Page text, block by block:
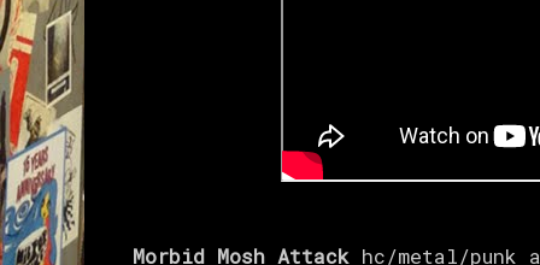
Morbid Mosh Attack hc/metal/punk